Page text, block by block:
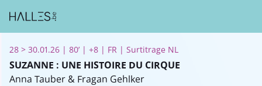
28 > 30.01.26 | 80’ | +8 | FR | Surtitrage NL
SUZANNE : UNE HISTOIRE DU CIRQUE
Anna Tauber & Fragan Gehlker